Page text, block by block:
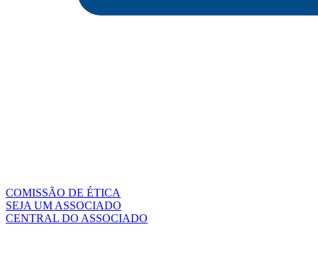
COMISSÃO DE ÉTICA
SEJA UM ASSOCIADO
CENTRAL DO ASSOCIADO